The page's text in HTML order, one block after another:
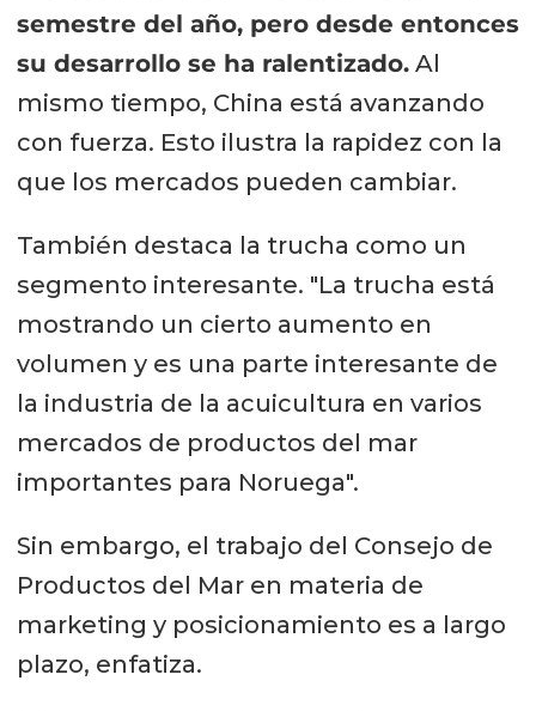
semestre del año, pero desde entonces
su desarrollo se ha ralentizado.Al
mismo tiempo, China está avanzando
con fuerza. Esto ilustra la rapidez con la
que los mercados pueden cambiar.
También destaca la trucha como un
segmento interesante. "La trucha está
mostrando un cierto aumento en
volumen y es una parte interesante de
la industria de la acuicultura en varios
mercados de productos del mar
importantes para Noruega".
Sin embargo, el trabajo del Consejo de
Productos del Mar en materia de
marketing y posicionamiento es a largo
plazo, enfatiza.